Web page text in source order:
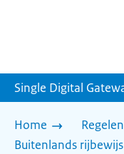
Single Digital
Home
Buitenlands